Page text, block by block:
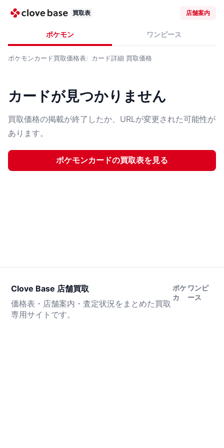
買取表 店舗案内
ポケモン ワンピース
ポケモンカード買取価格表 カード詳細 買取価格
カードが見つかりません
買取価格の掲載が終了したか、URLが変更された可能性が
あります。
ポケモンカードの買取表を見る
Clove Base 店舗買取
価格表・店舗案内・査定状況をまとめた買取
専用サイトです。
ポケ
カ
ワンピ
ース